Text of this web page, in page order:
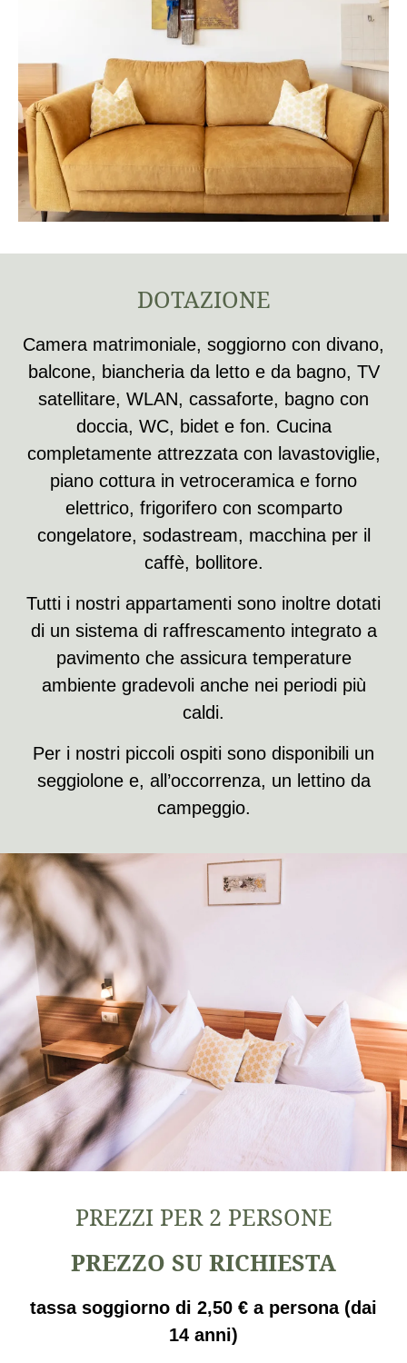
DOTAZIONE
Camera matrimoniale, soggiorno con divano,
balcone, biancheria da letto e da bagno, TV
satellitare, WLAN, cassaforte, bagno con
doccia, WC, bidet e fon. Cucina
completamente attrezzata con lavastoviglie,
piano cottura in vetroceramica e forno
elettrico, frigorifero con scomparto
congelatore, sodastream, macchina per il
caffè, bollitore.
Tutti i nostri appartamenti sono inoltre dotati
di un sistema di raffrescamento integrato a
pavimento che assicura temperature
ambiente gradevoli anche nei periodi più
caldi.
Per i nostri piccoli ospiti sono disponibili un
seggiolone e, all’occorrenza, un lettino da
campeggio.
PREZZI PER 2 PERSONE
PREZZO SU RICHIESTA
tassa soggiorno di 2,50 € a persona (dai
14 anni)